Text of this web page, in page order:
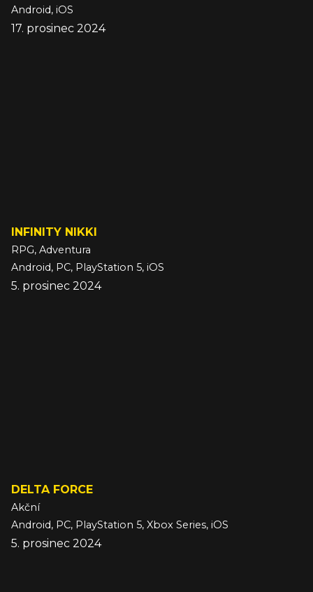
Android, iOS
17. prosinec 2024
INFINITY NIKKI
RPG, Adventura
Android, PC, PlayStation 5, iOS
5. prosinec 2024
DELTA FORCE
Akční
Android, PC, PlayStation 5, Xbox Series, iOS
5. prosinec 2024